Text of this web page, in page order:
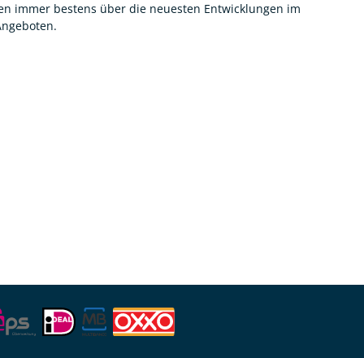
immer bestens über die neuesten Entwicklungen im